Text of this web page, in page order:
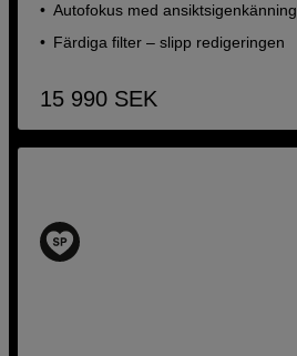
Autofokus med ansiktsigenkänning
Färdiga filter – slipp redigeringen
15 990 SEK